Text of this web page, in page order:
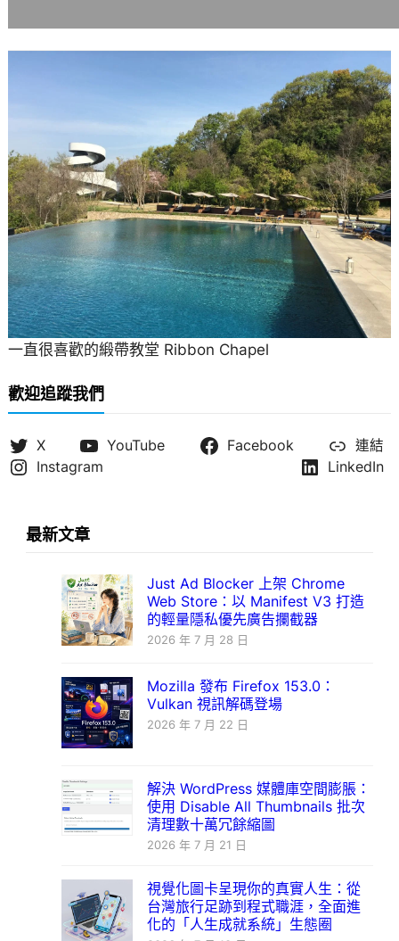
一直很喜歡的緞帶教堂 Ribbon Chapel
歡迎追蹤我們
X YouTube Facebook
連結
Instagram
LinkedIn
最新文章
Just Ad Blocker 上架 Chrome
Web Store：以 Manifest V3 打造
的輕量隱私優先廣告攔截器
2026 年 7 月 28 日
Mozilla 發布 Firefox 153.0：
Vulkan 視訊解碼登場
2026 年 7 月 22 日
解決 WordPress 媒體庫空間膨脹：
使用 Disable All Thumbnails 批次
清理數十萬冗餘縮圖
2026 年 7 月 21 日
視覺化圖卡呈現你的真實人生：從
台灣旅行足跡到程式職涯，全面進
化的「人生成就系統」生態圈